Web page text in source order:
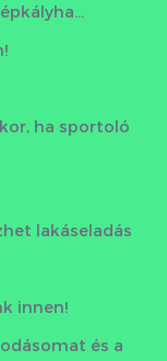
ha sportoló
lakáseladás
innen!
és a